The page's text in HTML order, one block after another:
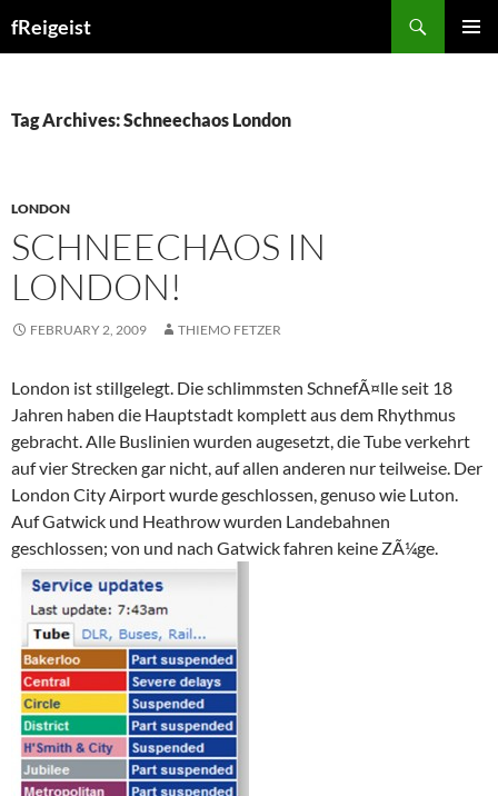
fReigeist
Tag Archives: Schneechaos London
LONDON
SCHNEECHAOS IN
LONDON!
FEBRUARY 2, 2009 THIEMO FETZER
London ist stillgelegt. Die schlimmsten SchnefÃ¤lle seit 18
Jahren haben die Hauptstadt komplett aus dem Rhythmus
gebracht. Alle Buslinien wurden augesetzt, die Tube verkehrt
auf vier Strecken gar nicht, auf allen anderen nur teilweise. Der
London City Airport wurde geschlossen, genuso wie Luton.
Auf Gatwick und Heathrow wurden Landebahnen
geschlossen; von und nach Gatwick fahren keine ZÃ¼ge.